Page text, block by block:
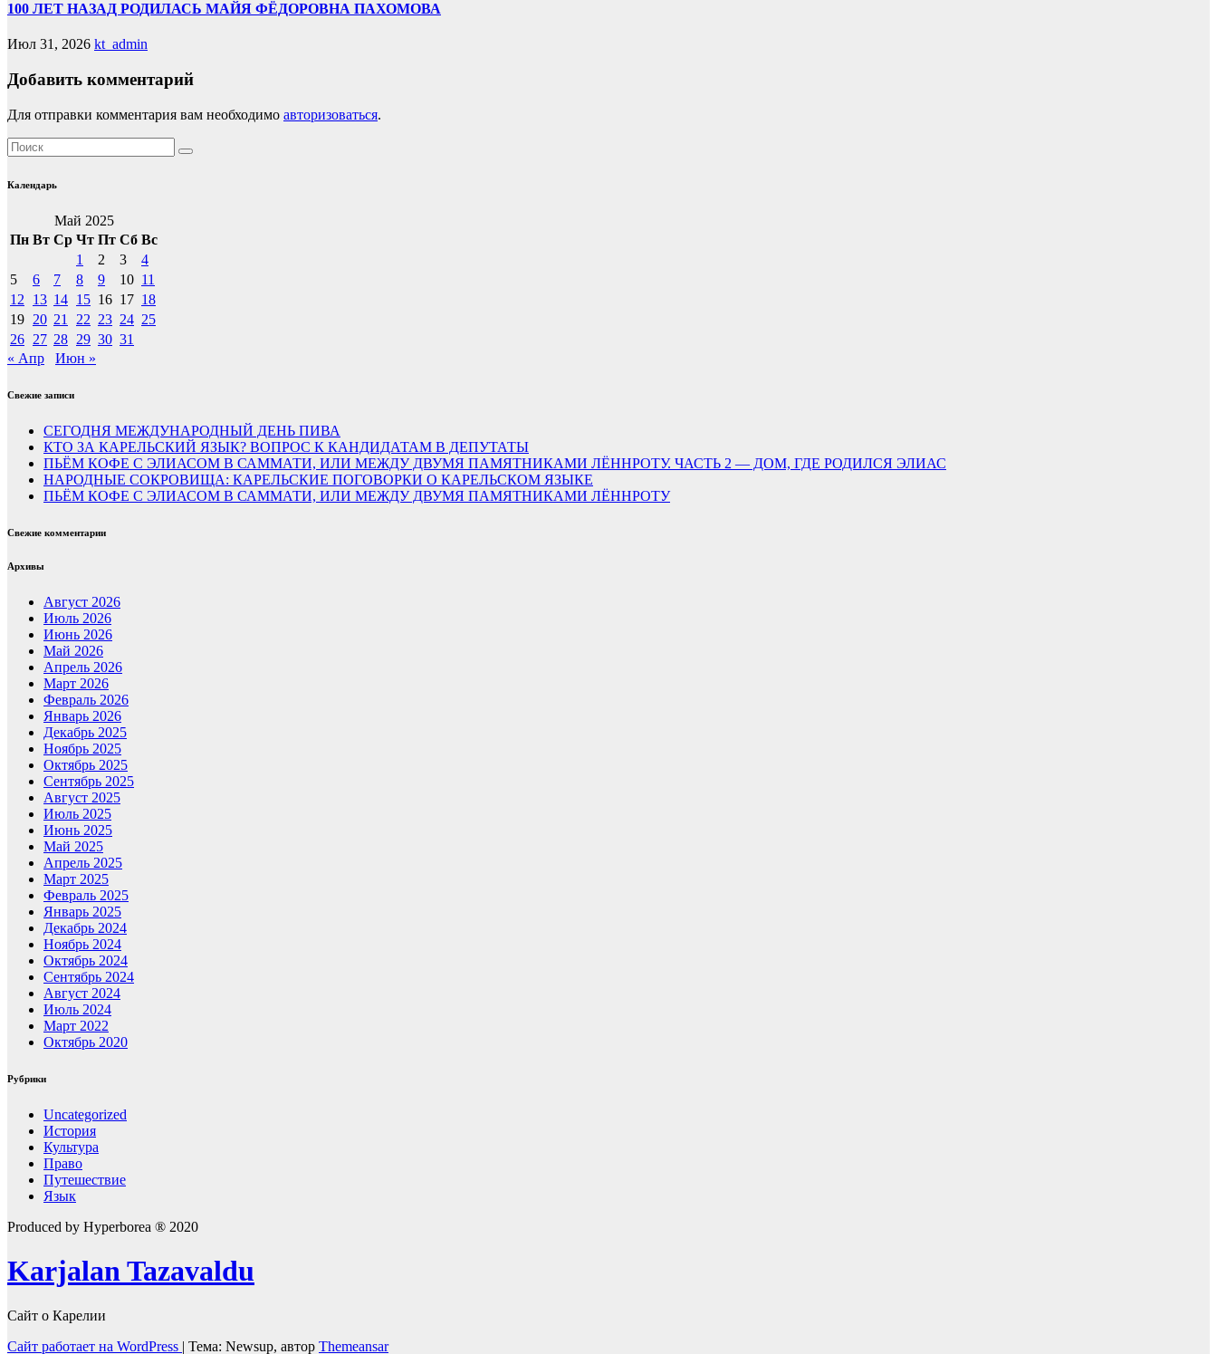
100 ЛЕТ НАЗАД РОДИЛАСЬ МАЙЯ ФЁДОРОВНА ПАХОМОВА
Июл 31, 2026 kt_admin
Добавить комментарий
Для отправки комментария вам необходимо авторизоваться.
Календарь
Май 2025
Пн Вт Ср Чт Пт Сб Вс
1
2 3
4
5
6 7 8 9 10 11
12
13 14 15 16 17 18
19 20 21 22 23 24 25
26 27 28 29 30 31
« Апр
Июн »
Свежие записи
СЕГОДНЯ МЕЖДУНАРОДНЫЙ ДЕНЬ ПИВА
КТО ЗА КАРЕЛЬСКИЙ ЯЗЫК? ВОПРОС К КАНДИДАТАМ В ДЕПУТАТЫ
ПЬЁМ КОФЕ С ЭЛИАСОМ В САММАТИ, ИЛИ МЕЖДУ ДВУМЯ ПАМЯТНИКАМИ ЛЁННРОТУ. ЧАСТЬ 2 — ДОМ, ГДЕ РОДИЛСЯ ЭЛИАС
НАРОДНЫЕ СОКРОВИЩА: КАРЕЛЬСКИЕ ПОГОВОРКИ О КАРЕЛЬСКОМ ЯЗЫКЕ
ПЬЁМ КОФЕ С ЭЛИАСОМ В САММАТИ, ИЛИ МЕЖДУ ДВУМЯ ПАМЯТНИКАМИ ЛЁННРОТУ
Свежие комментарии
Архивы
Август 2026
Июль 2026
Июнь 2026
Май 2026
Апрель 2026
Март 2026
Февраль 2026
Январь 2026
Декабрь 2025
Ноябрь 2025
Октябрь 2025
Сентябрь 2025
Август 2025
Июль 2025
Июнь 2025
Май 2025
Апрель 2025
Март 2025
Февраль 2025
Январь 2025
Декабрь 2024
Ноябрь 2024
Октябрь 2024
Сентябрь 2024
Август 2024
Июль 2024
Март 2022
Октябрь 2020
Рубрики
Uncategorized
История
Культура
Право
Путешествие
Язык
Produced by Hyperborea ® 2020
Karjalan Tazavaldu
Сайт о Карелии
Сайт работает на WordPress | Тема: Newsup, автор Themeansar